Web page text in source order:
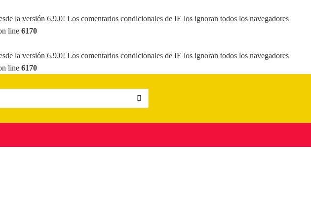
la versión 6.9.0! Los comentarios condicionales de IE los ignoran todos los navegadores
line 6170
la versión 6.9.0! Los comentarios condicionales de IE los ignoran todos los navegadores
line 6170